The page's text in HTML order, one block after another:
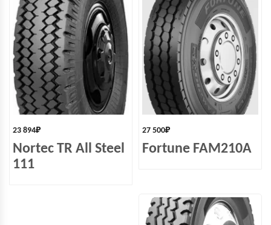
23 894₽
Nortec TR All Steel
111
27 500₽
Fortune FAM210A